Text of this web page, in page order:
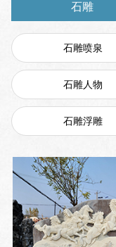
石雕
石雕喷泉
石雕人物
石雕浮雕